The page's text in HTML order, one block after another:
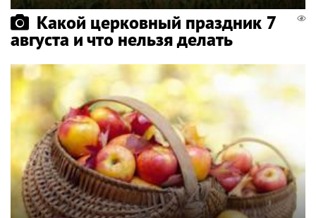
Какой церковный праздник 7
августа и что нельзя делать